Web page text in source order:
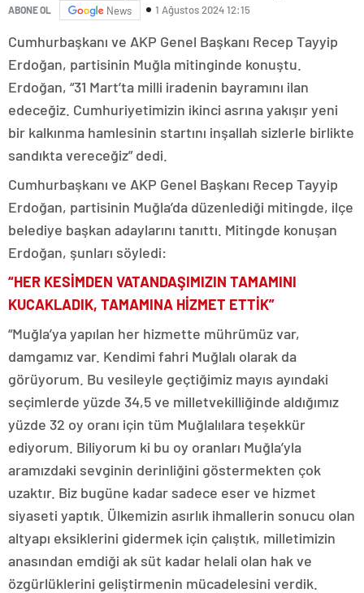
ABONE OL News 1 Ağustos 2024 12:15
Cumhurbaşkanı ve AKP Genel Başkanı Recep Tayyip
Erdoğan, partisinin Muğla mitinginde konuştu.
Erdoğan, “31 Mart’ta milli iradenin bayramını ilan
edeceğiz. Cumhuriyetimizin ikinci asrına yakışır yeni
bir kalkınma hamlesinin startını inşallah sizlerle birlikte
sandıkta vereceğiz” dedi.
Cumhurbaşkanı ve AKP Genel Başkanı Recep Tayyip
Erdoğan, partisinin Muğla’da düzenlediği mitingde, ilçe
belediye başkan adaylarını tanıttı. Mitingde konuşan
Erdoğan, şunları söyledi:
“HER KESİMDEN VATANDAŞIMIZIN TAMAMINI
KUCAKLADIK, TAMAMINA HİZMET ETTİK”
“Muğla’ya yapılan her hizmette mührümüz var,
damgamız var. Kendimi fahri Muğlalı olarak da
görüyorum. Bu vesileyle geçtiğimiz mayıs ayındaki
seçimlerde yüzde 34,5 ve milletvekilliğinde aldığımız
yüzde 32 oy oranı için tüm Muğlalılara teşekkür
ediyorum. Biliyorum ki bu oy oranları Muğla’yla
aramızdaki sevginin derinliğini göstermekten çok
uzaktır. Biz bugüne kadar sadece eser ve hizmet
siyaseti yaptık. Ülkemizin asırlık ihmallerin sonucu olan
altyapı eksiklerini gidermek için çalıştık, milletimizin
anasından emdiği ak süt kadar helali olan hak ve
özgürlüklerini geliştirmenin mücadelesini verdik.